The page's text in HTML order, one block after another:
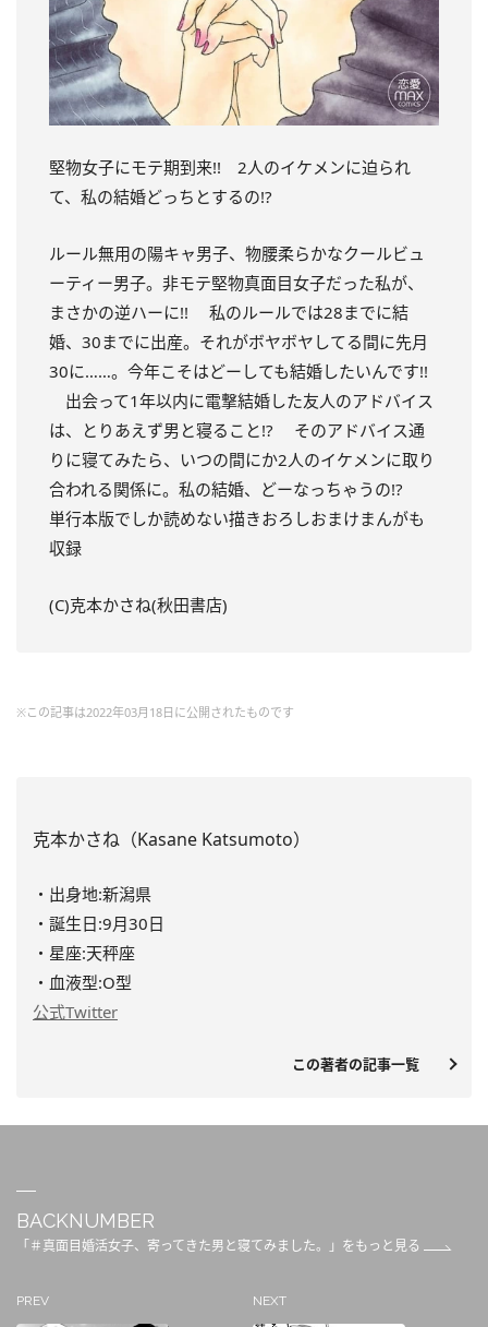
堅物女子にモテ期到来!! 2人のイケメンに迫られ
て、私の結婚どっちとするの!?
ルール無用の陽キャ男子、物腰柔らかなクールビュ
ーティー男子。非モテ堅物真面目女子だった私が、
まさかの逆ハーに!! 私のルールでは28までに結
婚、30までに出産。それがボヤボヤしてる間に先月
30に……。今年こそはどーしても結婚したいんです!!
出会って1年以内に電撃結婚した友人のアドバイス
は、とりあえず男と寝ること!? そのアドバイス通
りに寝てみたら、いつの間にか2人のイケメンに取り
合われる関係に。私の結婚、どーなっちゃうの!?
単行本版でしか読めない描きおろしおまけまんがも
収録
(C)克本かさね(秋田書店)
※この記事は2022年03月18日に公開されたものです
克本かさね（Kasane Katsumoto）
・出身地:新潟県
・誕生日:9月30日
・星座:天秤座
・血液型:O型
公式Twitter
この著者の記事一覧
BACKNUMBER
「＃真面目婚活女子、寄ってきた男と寝てみました。」をもっと見る
PREV NEXT